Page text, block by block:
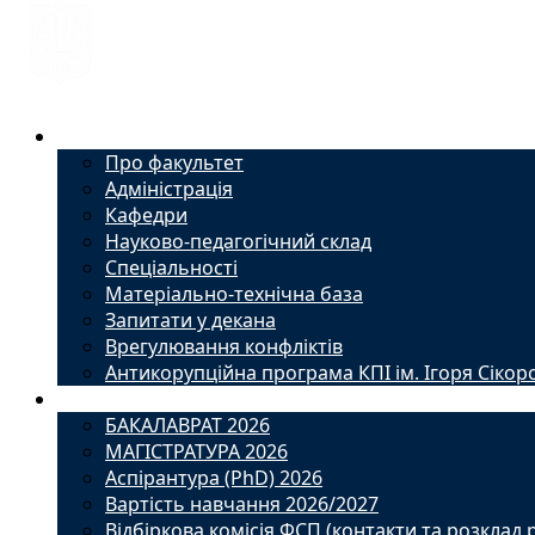
Про факультет
Адміністрація
Кафедри
Науково-педагогічний склад
Спеціальності
Матеріально-технічна база
Запитати у декана
Врегулювання конфліктів
Антикорупційна програма КПІ ім. Ігоря
БАКАЛАВРАТ 2026
МАГІСТРАТУРА 2026
Аспірантура (PhD) 2026
Вартість навчання 2026/2027